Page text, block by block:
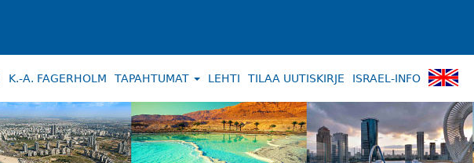
K.-A. FAGERHOLM TAPAHTUMAT LEHTI TILAA UUTISKIRJE ISRAEL-INFO